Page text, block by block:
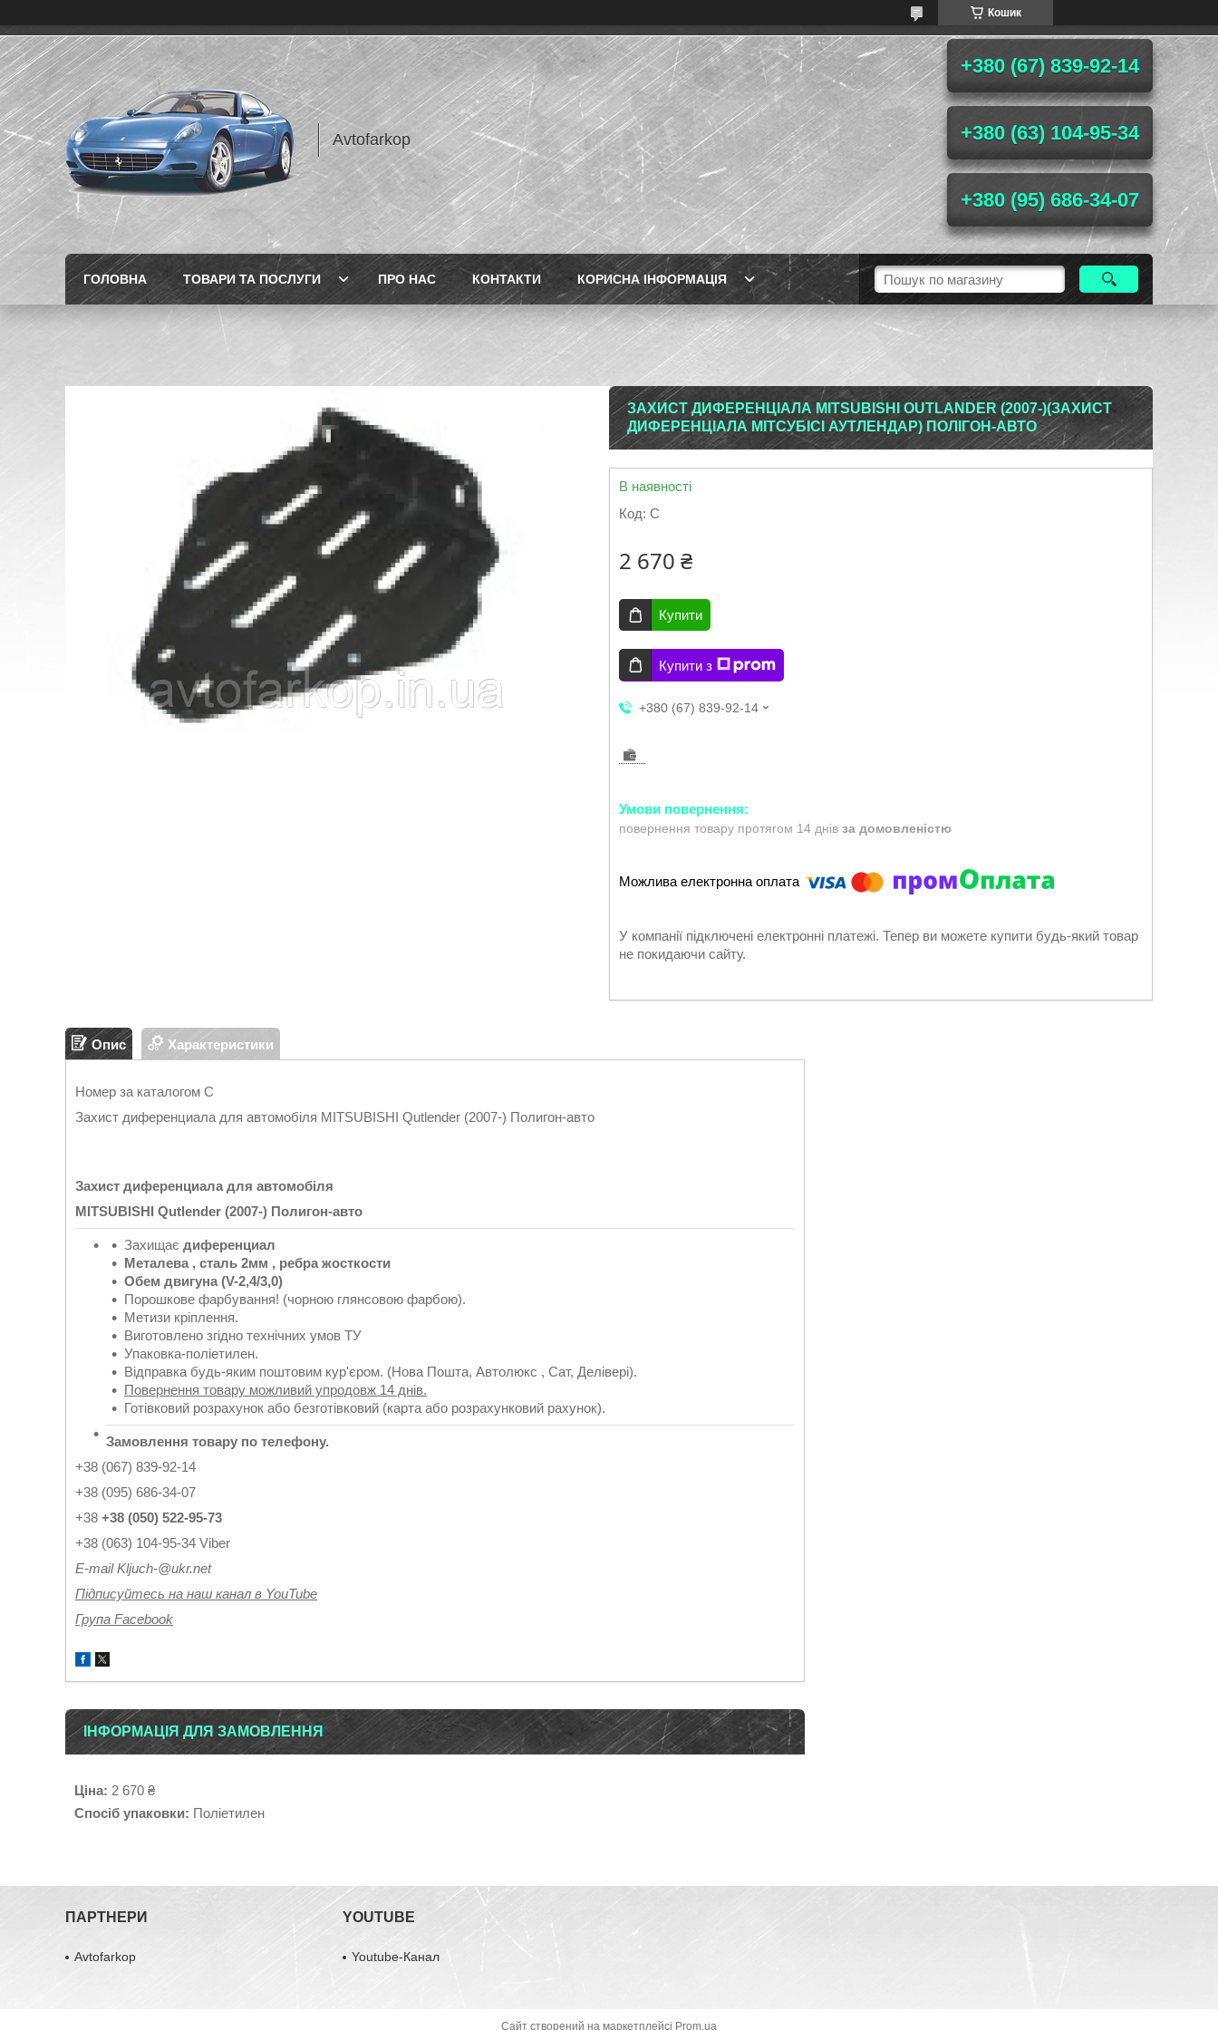
Кошик
Avtofarkop
+380 (67) 839-92-14
+380 (63) 104-95-34
+380 (95) 686-34-07
ГОЛОВНА ТОВАРИ ТА ПОСЛУГИ ПРО НАС КОНТАКТИ КОРИСНА ІНФОРМАЦІЯ
ЗАХИСТ ДИФЕРЕНЦІАЛА MITSUBISHI OUTLANDER (2007-)(ЗАХИСТ
ДИФЕРЕНЦІАЛА МІТСУБІСІ АУТЛЕНДАР) ПОЛІГОН-АВТО
В наявності
Код: C
2 670 ₴
Купити
Купити з
+380 (67) 839-92-14
повернення товару протягом 14 днів за домовленістю
У компанії підключені електронні платежі. Тепер ви можете купити будь-який товар
не покидаючи сайту.
Опис Характеристики
Номер за каталогом С
Захист диференциала для автомобіля MITSUBISHI Qutlender (2007-) Полигон-авто
Захист диференциала для автомобіля
MITSUBISHI Qutlender (2007-) Полигон-авто
Захищає диференциал
Металева , сталь 2мм , ребра жосткости
Обем двигуна (V-2,4/3,0)
Порошкове фарбування! (чорною глянсовою фарбою).
Метизи кріплення.
Виготовлено згідно технічних умов ТУ
Упаковка-поліетилен.
Відправка будь-яким поштовим кур'єром. (Нова Пошта, Автолюкс , Сат, Делівері).
Повернення товару можливий упродовж 14 днів.
Готівковий розрахунок або безготівковий (карта або розрахунковий рахунок).
Замовлення товару по телефону.
+38 (067) 839-92-14
+38 (095) 686-34-07
+38 +38 (050) 522-95-73
+38 (063) 104-95-34 Viber
Е-mail Kljuch-@ukr.net
Підписуйтесь на наш канал в YouTube
Група Facebook
ІНФОРМАЦІЯ ДЛЯ ЗАМОВЛЕННЯ
Ціна: 2 670 ₴
Спосіб упаковки: Поліетилен
ПАРТНЕРИ
Avtofarkop
YOUTUBE
Youtube-Канал
Сайт створений на маркетплейсі Prom.ua